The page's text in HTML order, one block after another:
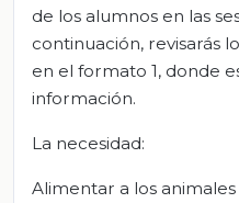
de los alumnos en las
continuación, revisarás
en el formato 1, donde
información.
La necesidad:
Alimentar a los